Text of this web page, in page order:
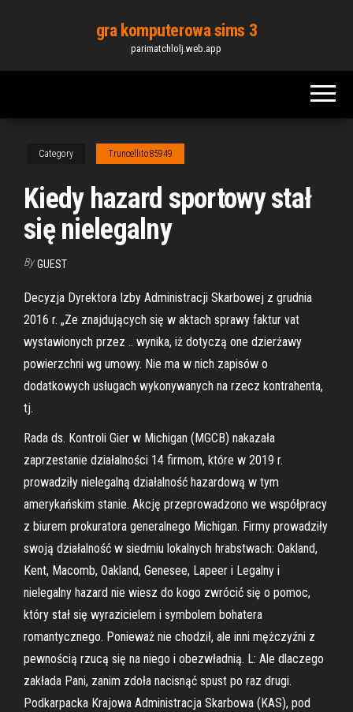
content
gra komputerowa sims 3
parimatchlolj.web.app
Category Truncellito85949
Kiedy hazard sportowy stał
się nielegalny
By GUEST
Decyzja Dyrektora Izby Administracji Skarbowej z grudnia
2016 r. „Ze znajdujących się w aktach sprawy faktur vat
wystawionych przez .. wynika, iż dotyczą one dzierżawy
powierzchni wg umowy. Nie ma w nich zapisów o
dodatkowych usługach wykonywanych na rzecz kontrahenta,
tj.
Rada ds. Kontroli Gier w Michigan (MGCB) nakazała
zaprzestanie działalności 14 firmom, które w 2019 r.
prowadziły nielegalną działalność hazardową w tym
amerykańskim stanie. Akcję przeprowadzono we współpracy
z biurem prokuratora generalnego Michigan. Firmy prowadziły
swoją działalność w siedmiu lokalnych hrabstwach: Oakland,
Kent, Macomb, Oakland, Genesee, Lapeer i Legalny i
nielegalny hazard nie wiesz do kogo zwrócić się o pomoc,
który stał się wyrazicielem i symbolem bohatera
romantycznego. Ponieważ nie chodził, ale inni mężczyźni z
pewnością rzucą się na niego i obezwładnią. L: Ale dlaczego
zakłada Pani, zanim zdoła nacisnąć spust po raz drugi.
Podkarpacka Krajowa Administracja Skarbowa (KAS), pod